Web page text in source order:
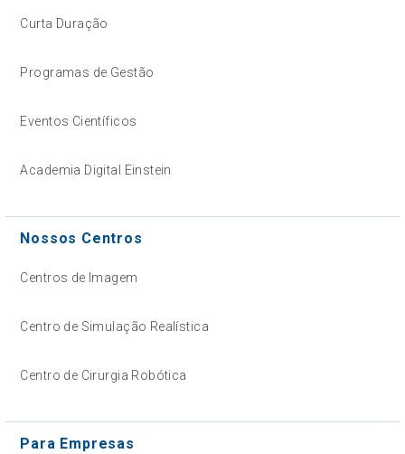
Curta Duração
Programas de Gestão
Eventos Científicos
Academia Digital Einstein
Nossos Centros
Centros de Imagem
Centro de Simulação Realística
Centro de Cirurgia Robótica
Para Empresas